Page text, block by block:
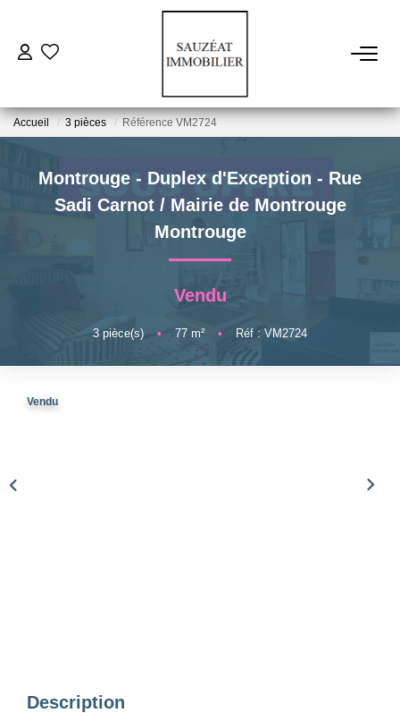
ESTIMER
FAIRE GÉRER
Accueil 3 pièces Référence VM2724
Montrouge - Duplex d'Exception - Rue
Sadi Carnot / Mairie de Montrouge
Montrouge
Vendu
3 pièce(s) • 77 m² • Réf : VM2724
Vendu
Description